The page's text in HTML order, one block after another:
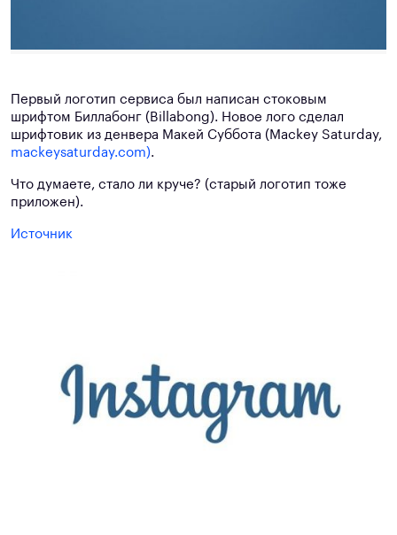
Первый логотип сервиса был написан стоковым
шрифтом Биллабонг (Billabong). Новое лого сделал
шрифтовик из денвера Макей Суббота (Mackey Saturday,
mackeysaturday.com).
Что думаете, стало ли круче? (старый логотип тоже
приложен).
Источник